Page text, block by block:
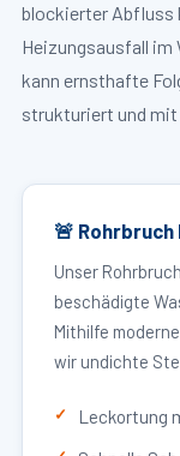
blockierter Abfluss
Heizungsausfall im
kann ernsthafte
strukturiert und
🚨
Unser
beschädigte
Mithilfe
wir undichte
Leckortung